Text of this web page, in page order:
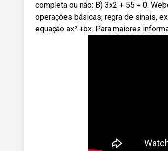
completa ou não: B) 3x2 + 55 = 0.
operações básicas, regra de sinais,
equação ax² +bx. Para maiores